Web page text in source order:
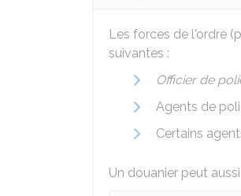
Les forces de l'ordre
suivantes :
Officier de
Agents de
Certains
Un douanier peut